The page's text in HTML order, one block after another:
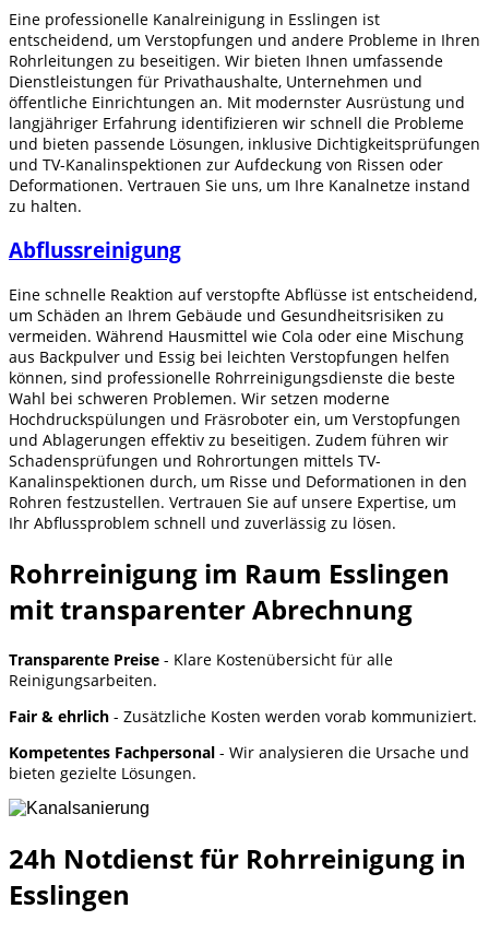
Eine professionelle Kanalreinigung in Esslingen ist
entscheidend, um Verstopfungen und andere Probleme in Ihren
Rohrleitungen zu beseitigen. Wir bieten Ihnen umfassende
Dienstleistungen für Privathaushalte, Unternehmen und
öffentliche Einrichtungen an. Mit modernster Ausrüstung und
langjähriger Erfahrung identifizieren wir schnell die Probleme
und bieten passende Lösungen, inklusive Dichtigkeitsprüfungen
und TV-Kanalinspektionen zur Aufdeckung von Rissen oder
Deformationen. Vertrauen Sie uns, um Ihre Kanalnetze instand
zu halten.
Abflussreinigung
Eine schnelle Reaktion auf verstopfte Abflüsse ist entscheidend,
um Schäden an Ihrem Gebäude und Gesundheitsrisiken zu
vermeiden. Während Hausmittel wie Cola oder eine Mischung
aus Backpulver und Essig bei leichten Verstopfungen helfen
können, sind professionelle Rohrreinigungsdienste die beste
Wahl bei schweren Problemen. Wir setzen moderne
Hochdruckspülungen und Fräsroboter ein, um Verstopfungen
und Ablagerungen effektiv zu beseitigen. Zudem führen wir
Schadensprüfungen und Rohrortungen mittels TV-
Kanalinspektionen durch, um Risse und Deformationen in den
Rohren festzustellen. Vertrauen Sie auf unsere Expertise, um
Ihr Abflussproblem schnell und zuverlässig zu lösen.
Rohrreinigung im Raum Esslingen
mit transparenter Abrechnung
Transparente Preise - Klare Kostenübersicht für alle
Reinigungsarbeiten.
Fair & ehrlich - Zusätzliche Kosten werden vorab kommuniziert.
Kompetentes Fachpersonal - Wir analysieren die Ursache und
bieten gezielte Lösungen.
24h Notdienst für Rohrreinigung in
Esslingen